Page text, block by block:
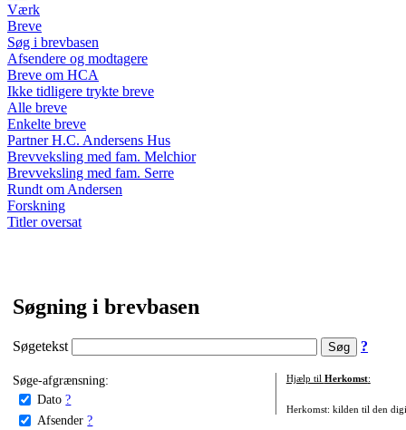
Værk
Breve
Søg i brevbasen
Afsendere og modtagere
Breve om HCA
Ikke tidligere trykte breve
Alle breve
Enkelte breve
Partner H.C. Andersens Hus
Brevveksling med fam. Melchior
Brevveksling med fam. Serre
Rundt om Andersen
Forskning
Titler oversat
Søgning i brevbasen
Søgetekst ?
Søge-afgrænsning:
Dato ?
Afsender ?
Hjælp til Herkomst:
Herkomst: kilden til den